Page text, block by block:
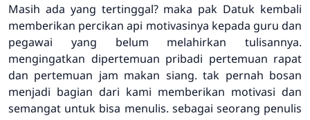
Masih ada yang tertinggal? maka pak Datuk kembali
memberikan percikan api motivasinya kepada guru dan
pegawai yang belum melahirkan tulisannya.
mengingatkan dipertemuan pribadi pertemuan rapat
dan pertemuan jam makan siang. tak pernah bosan
menjadi bagian dari kami memberikan motivasi dan
semangat untuk bisa menulis. sebagai seorang penulis